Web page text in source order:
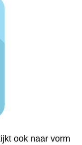
ook naar vorm